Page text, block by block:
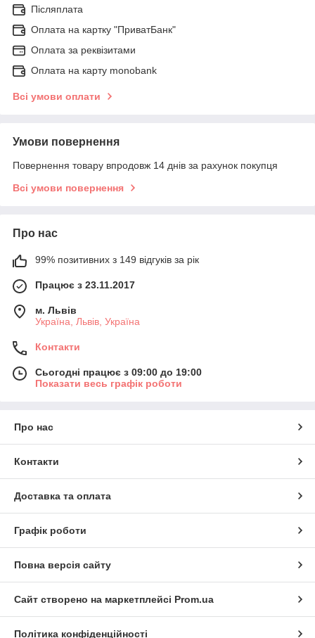
Післяплата
Оплата на картку "ПриватБанк"
Оплата за реквізитами
Оплата на карту monobank
Всі умови оплати
Умови повернення
Повернення товару впродовж 14 днів за рахунок покупця
Всі умови повернення
Про нас
99% позитивних з 149 відгуків за рік
Працює з 23.11.2017
м. Львів
Україна, Львів, Україна
Контакти
Сьогодні працює з 09:00 до 19:00
Показати весь графік роботи
Про нас
Контакти
Доставка та оплата
Графік роботи
Повна версія сайту
Сайт створено на маркетплейсі Prom.ua
Політика конфіденційності